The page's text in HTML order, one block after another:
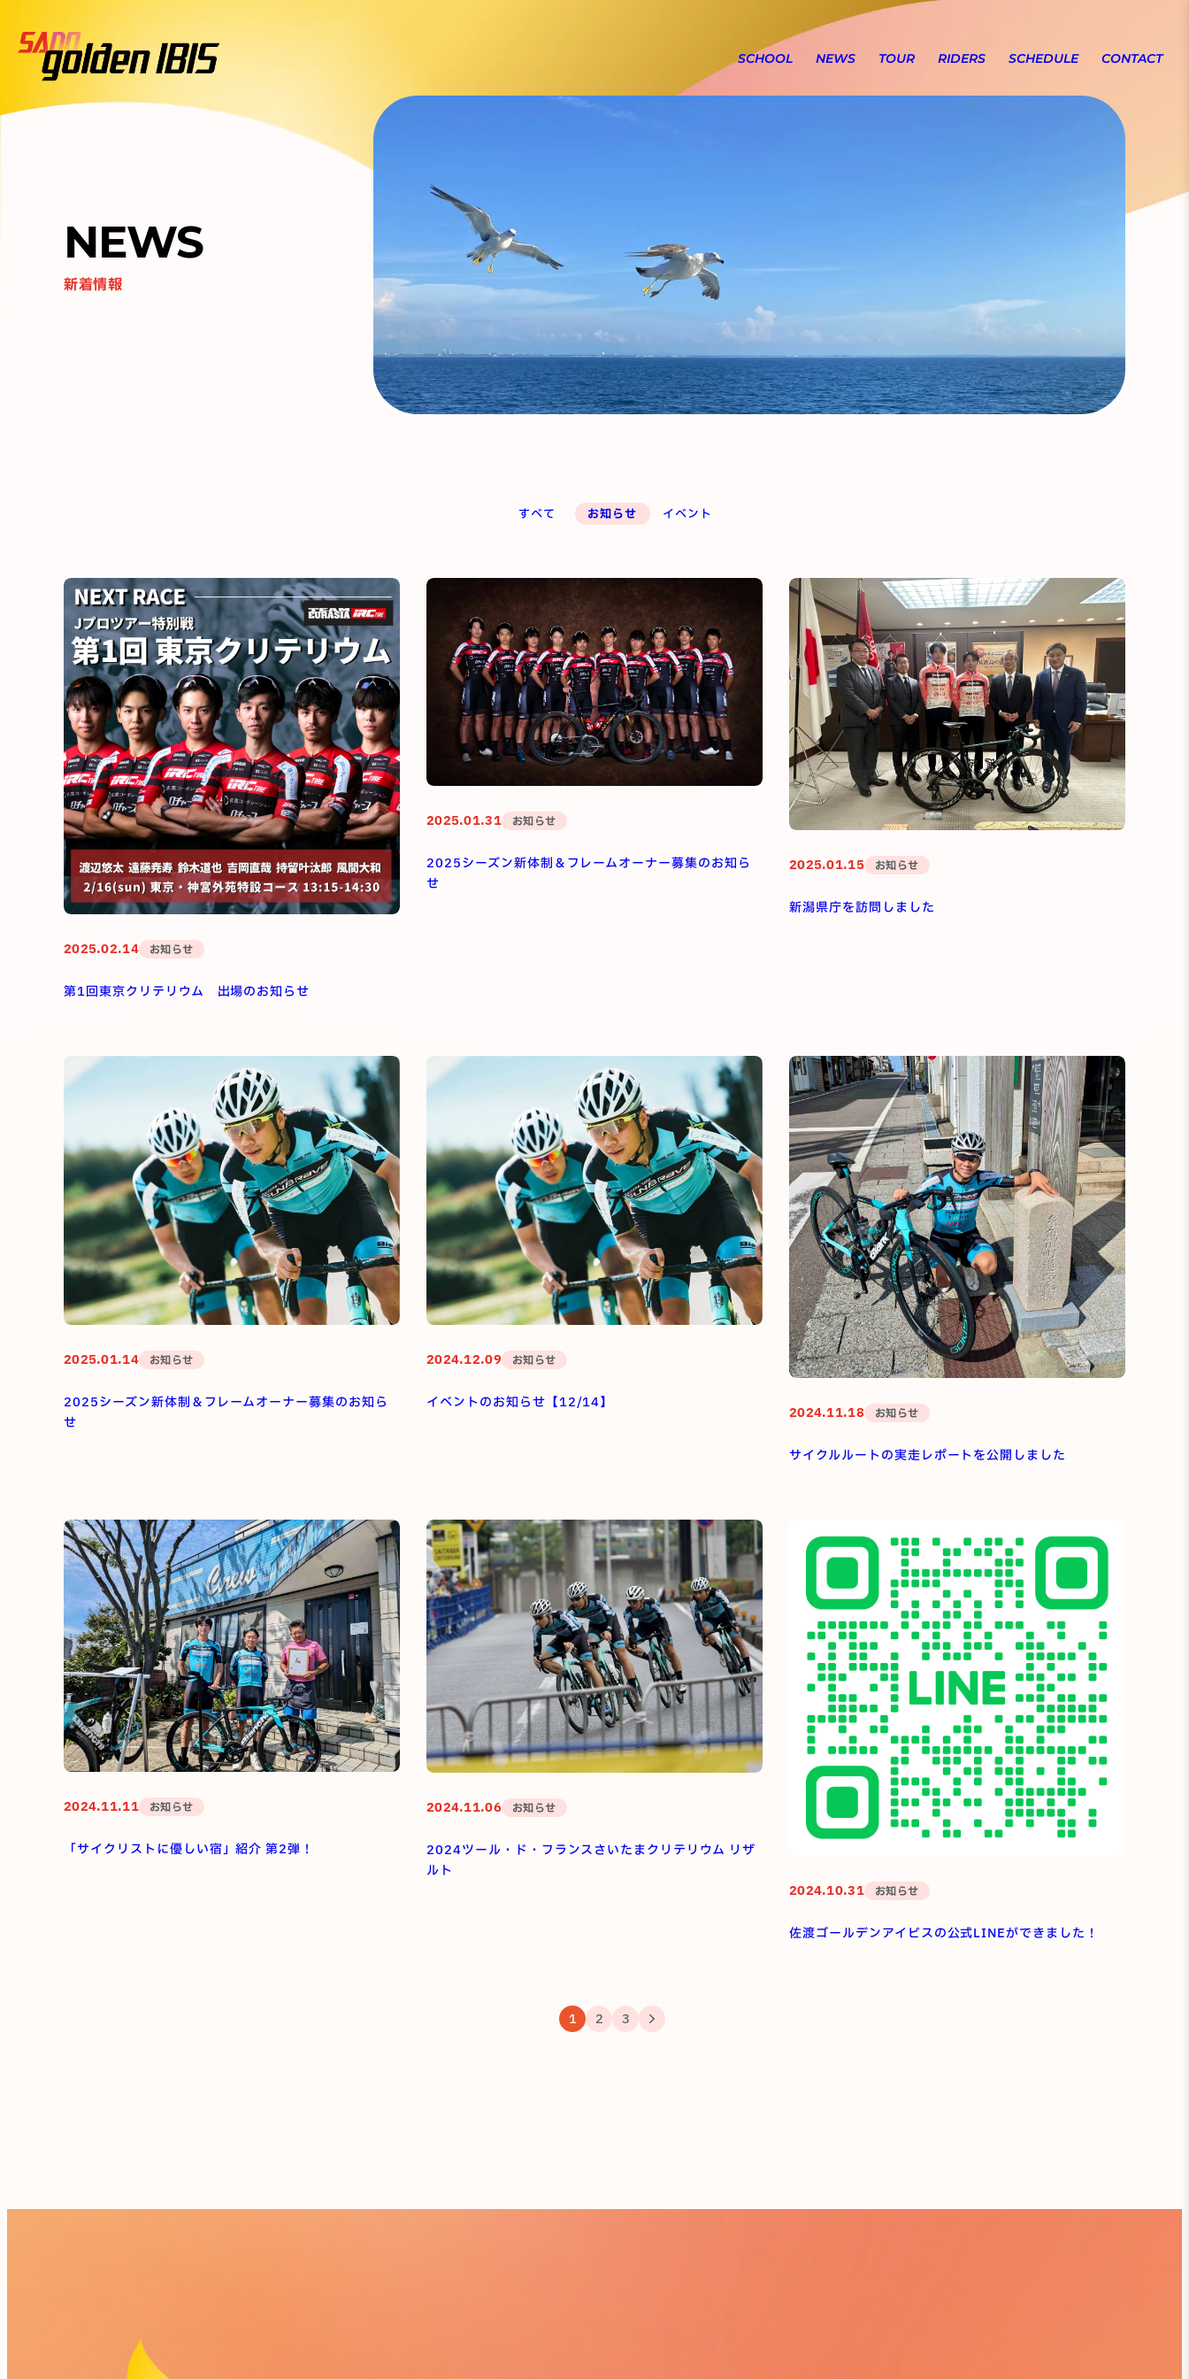
SCHOOL NEWS TOUR RIDERS SCHEDULE CONTACT
NEWS
新着情報
すべて お知らせ イベント
2025.02.14 お知らせ
第1回東京クリテリウム 出場のお知らせ
2025.01.31 お知らせ
2025シーズン新体制＆フレームオーナー募集のお知ら
せ
2025.01.15 お知らせ
新潟県庁を訪問しました
2025.01.14 お知らせ
2025シーズン新体制＆フレームオーナー募集のお知ら
せ
2024.12.09 お知らせ
イベントのお知らせ【12/14】
2024.11.18 お知らせ
サイクルルートの実走レポートを公開しました
2024.11.11 お知らせ
「サイクリストに優しい宿」紹介 第2弾！
2024.11.06 お知らせ
2024ツール・ド・フランスさいたまクリテリウム リザ
ルト
2024.10.31
お知らせ
佐渡ゴールデンアイビスの公式LINEができました！
1 2 3